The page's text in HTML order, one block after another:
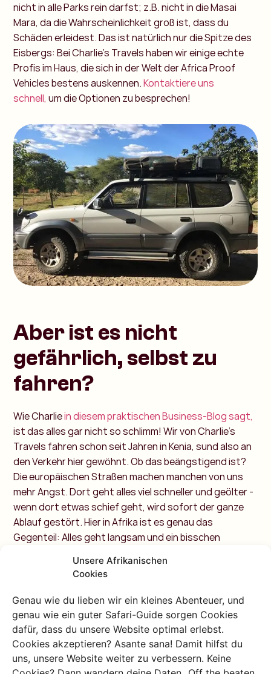
Unsere Afrikanischen
Cookies
Genau wie du lieben wir ein kleines Abenteuer, und
genau wie ein guter Safari-Guide sorgen Cookies
dafür, dass du unsere Website optimal erlebst.
Cookies akzeptieren? Asante sana! Damit hilfst du
uns, unsere Website weiter zu verbessern. Keine
nicht in alle Parks rein darfst; z.B. nicht in die Masai
Mara, da die Wahrscheinlichkeit groß ist, dass du
Schäden erleidest. Das ist natürlich nur die Spitze des
Eisbergs: Bei Charlie's Travels haben wir einige echte
Profis im Haus, die sich in der Welt der Africa Proof
Vehicles bestens auskennen.Kontaktiere uns
schnell,um die Optionen zu besprechen!
Aber ist es nicht
gefährlich, selbst zu
fahren?
Wie Charliein diesem praktischen Business-Blog sagt,
ist das alles gar nicht so schlimm! Wir von Charlie's
Travels fahren schon seit Jahren in Kenia, sund also an
den Verkehr hier gewöhnt. Ob das beängstigend ist?
Die europäischen Straßen machen manchen von uns
mehr Angst. Dort geht alles viel schneller und geölter -
wenn dort etwas schief geht, wird sofort der ganze
Ablauf gestört. Hier in Afrika ist es genau das
Gegenteil: Alles geht langsam und ein bisschen
regelst du untereinander: du hältst einfach die Hand
aus dem Fenster oder suchst Blickkontakt - jeder ist
aufmerksam und nimmt Rücksicht auf eventuelle Fehler
anderer Verkehrsteilnehmer. Du solltest das
Autofahren mögen, um dich hier selbst hinter das
Steuer zu setzen: denn ist es ein Abenteuer! Wenn
nicht, miete dir lieber einen Fahrer und erlebe das